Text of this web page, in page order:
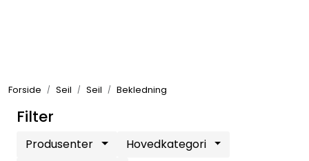
Forside Seil Seil Bekledning
Filter
Produsenter
Hovedkategori
Bygg/Innredning